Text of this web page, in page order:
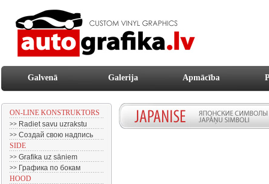
Galvenā Galerija Apmācība
ON-LINE KONSTRUKTORS
>> Radiet savu uzrakstu
>> Создай свою надпись
SIDE
>> Grafika uz sāniem
>> Графика по бокам
HOOD